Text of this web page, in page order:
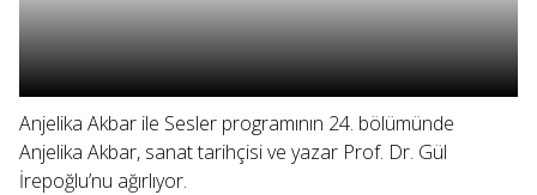
Anjelika Akbar ile Sesler programının 24. bölümünde
Anjelika Akbar, sanat tarihçisi ve yazar Prof. Dr. Gül
İrepoğlu’nu ağırlıyor.